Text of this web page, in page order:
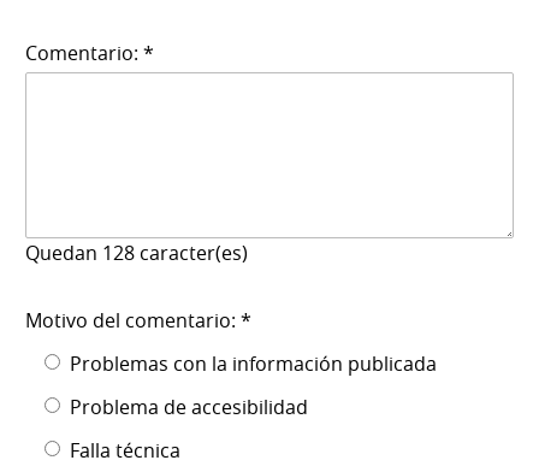
Comentario: *
Quedan 128 caracter(es)
Motivo del comentario: *
Problemas con la información publicada
Problema de accesibilidad
Falla técnica